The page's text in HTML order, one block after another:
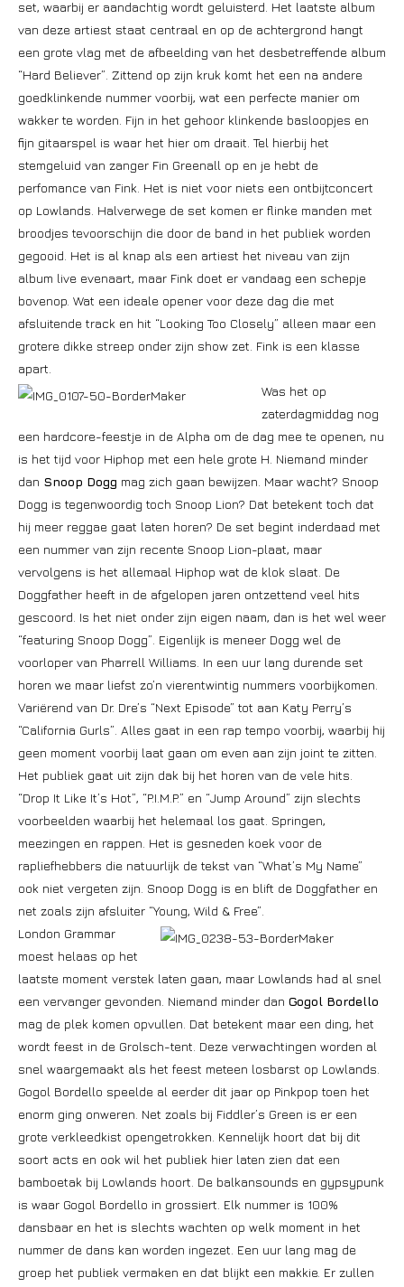
set, waarbij er aandachtig wordt geluisterd. Het laatste album
van deze artiest staat centraal en op de achtergrond hangt
een grote vlag met de afbeelding van het desbetreffende album
“Hard Believer”. Zittend op zijn kruk komt het een na andere
goedklinkende nummer voorbij, wat een perfecte manier om
wakker te worden. Fijn in het gehoor klinkende basloopjes en
fijn gitaarspel is waar het hier om draait. Tel hierbij het
stemgeluid van zanger Fin Greenall op en je hebt de
perfomance van Fink. Het is niet voor niets een ontbijtconcert
op Lowlands. Halverwege de set komen er flinke manden met
broodjes tevoorschijn die door de band in het publiek worden
gegooid. Het is al knap als een artiest het niveau van zijn
album live evenaart, maar Fink doet er vandaag een schepje
bovenop. Wat een ideale opener voor deze dag die met
afsluitende track en hit “Looking Too Closely” alleen maar een
grotere dikke streep onder zijn show zet. Fink is een klasse
apart.
Was het op
zaterdagmiddag nog
een hardcore-feestje in de Alpha om de dag mee te openen, nu
is het tijd voor Hiphop met een hele grote H. Niemand minder
dan Snoop Dogg mag zich gaan bewijzen. Maar wacht? Snoop
Dogg is tegenwoordig toch Snoop Lion? Dat betekent toch dat
hij meer reggae gaat laten horen? De set begint inderdaad met
een nummer van zijn recente Snoop Lion-plaat, maar
vervolgens is het allemaal Hiphop wat de klok slaat. De
Doggfather heeft in de afgelopen jaren ontzettend veel hits
gescoord. Is het niet onder zijn eigen naam, dan is het wel weer
“featuring Snoop Dogg”. Eigenlijk is meneer Dogg wel de
voorloper van Pharrell Williams. In een uur lang durende set
horen we maar liefst zo’n vierentwintig nummers voorbijkomen.
Variërend van Dr. Dre’s “Next Episode” tot aan Katy Perry’s
“California Gurls”. Alles gaat in een rap tempo voorbij, waarbij hij
geen moment voorbij laat gaan om even aan zijn joint te zitten.
Het publiek gaat uit zijn dak bij het horen van de vele hits.
“Drop It Like It’s Hot”, “P.I.M.P.” en “Jump Around” zijn slechts
voorbeelden waarbij het helemaal los gaat. Springen,
meezingen en rappen. Het is gesneden koek voor de
rapliefhebbers die natuurlijk de tekst van “What’s My Name”
ook niet vergeten zijn. Snoop Dogg is en blift de Doggfather en
net zoals zijn afsluiter “Young, Wild & Free”.
London Grammar
moest helaas op het
laatste moment verstek laten gaan, maar Lowlands had al snel
een vervanger gevonden. Niemand minder dan Gogol Bordello
mag de plek komen opvullen. Dat betekent maar een ding, het
wordt feest in de Grolsch-tent. Deze verwachtingen worden al
snel waargemaakt als het feest meteen losbarst op Lowlands.
Gogol Bordello speelde al eerder dit jaar op Pinkpop toen het
enorm ging onweren. Net zoals bij Fiddler’s Green is er een
grote verkleedkist opengetrokken. Kennelijk hoort dat bij dit
soort acts en ook wil het publiek hier laten zien dat een
bamboetak bij Lowlands hoort. De balkansounds en gypsypunk
is waar Gogol Bordello in grossiert. Elk nummer is 100%
dansbaar en het is slechts wachten op welk moment in het
nummer de dans kan worden ingezet. Een uur lang mag de
groep het publiek vermaken en dat blijkt een makkie. Er zullen